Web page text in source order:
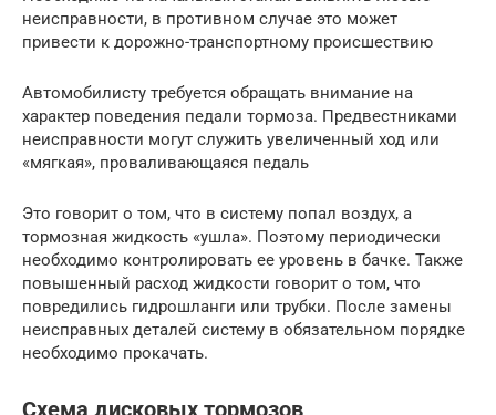
неисправности, в противном случае это может
привести к дорожно-транспортному происшествию
Автомобилисту требуется обращать внимание на
характер поведения педали тормоза. Предвестниками
неисправности могут служить увеличенный ход или
«мягкая», проваливающаяся педаль
Это говорит о том, что в систему попал воздух, а
тормозная жидкость «ушла». Поэтому периодически
необходимо контролировать ее уровень в бачке. Также
повышенный расход жидкости говорит о том, что
повредились гидрошланги или трубки. После замены
неисправных деталей систему в обязательном порядке
необходимо прокачать.
Схема дисковых тормозов